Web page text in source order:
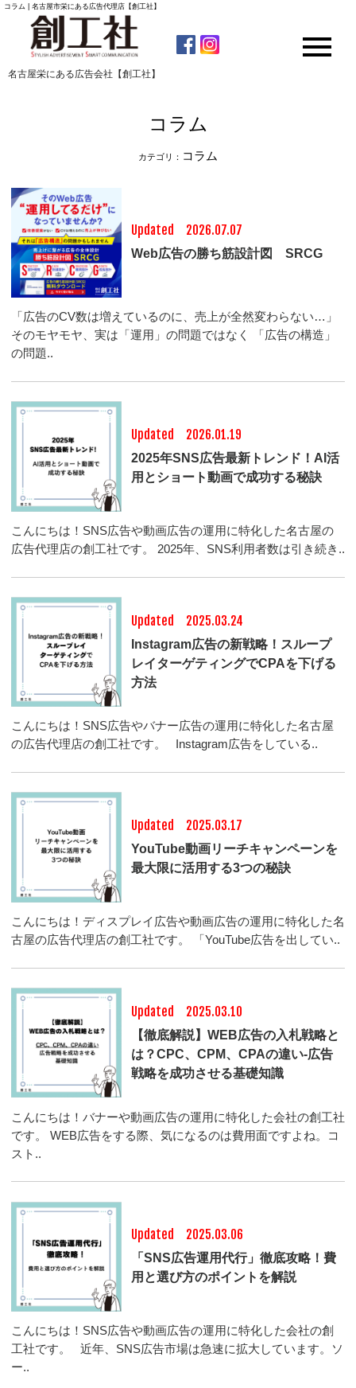
コラム | 名古屋市栄にある広告代理店【創工社】
名古屋栄にある広告会社【創工社】
コラム
カテゴリ： コラム
Updated 2026.07.07
Web広告の勝ち筋設計図 SRCG
「広告のCV数は増えているのに、売上が全然変わらない…」
そのモヤモヤ、実は「運用」の問題ではなく 「広告の構造」
の問題..
Updated 2026.01.19
2025年SNS広告最新トレンド！AI活
用とショート動画で成功する秘訣
こんにちは！SNS広告や動画広告の運用に特化した名古屋の
広告代理店の創工社です。 2025年、SNS利用者数は引き続き..
Updated 2025.03.24
Instagram広告の新戦略！スループ
レイターゲティングでCPAを下げる
方法
こんにちは！SNS広告やバナー広告の運用に特化した名古屋
の広告代理店の創工社です。 Instagram広告をしている..
Updated 2025.03.17
YouTube動画リーチキャンペーンを
最大限に活用する3つの秘訣
こんにちは！ディスプレイ広告や動画広告の運用に特化した名
古屋の広告代理店の創工社です。 「YouTube広告を出してい..
Updated 2025.03.10
【徹底解説】WEB広告の入札戦略と
は？CPC、CPM、CPAの違い-広告
戦略を成功させる基礎知識
こんにちは！バナーや動画広告の運用に特化した会社の創工社
です。 WEB広告をする際、気になるのは費用面ですよね。コ
スト..
Updated 2025.03.06
「SNS広告運用代行」徹底攻略！費
用と選び方のポイントを解説
こんにちは！SNS広告や動画広告の運用に特化した会社の創
工社です。 近年、SNS広告市場は急速に拡大しています。ソ
ー..